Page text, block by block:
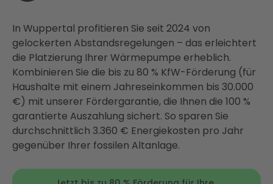
In Wuppertal profitieren Sie seit 2024 von
gelockerten Abstandsregelungen – das erleichtert
die Platzierung Ihrer Wärmepumpe erheblich.
Kombinieren Sie die bis zu 80 % KfW-Förderung (für
Haushalte mit einem Jahreseinkommen bis 30.000
€) mit unserer Fördergarantie, die Ihnen die 100 %
garantierte Auszahlung sichert. So sparen Sie
durchschnittlich 3.360 € Energiekosten pro Jahr
gegenüber Ihrer fossilen Altanlage.